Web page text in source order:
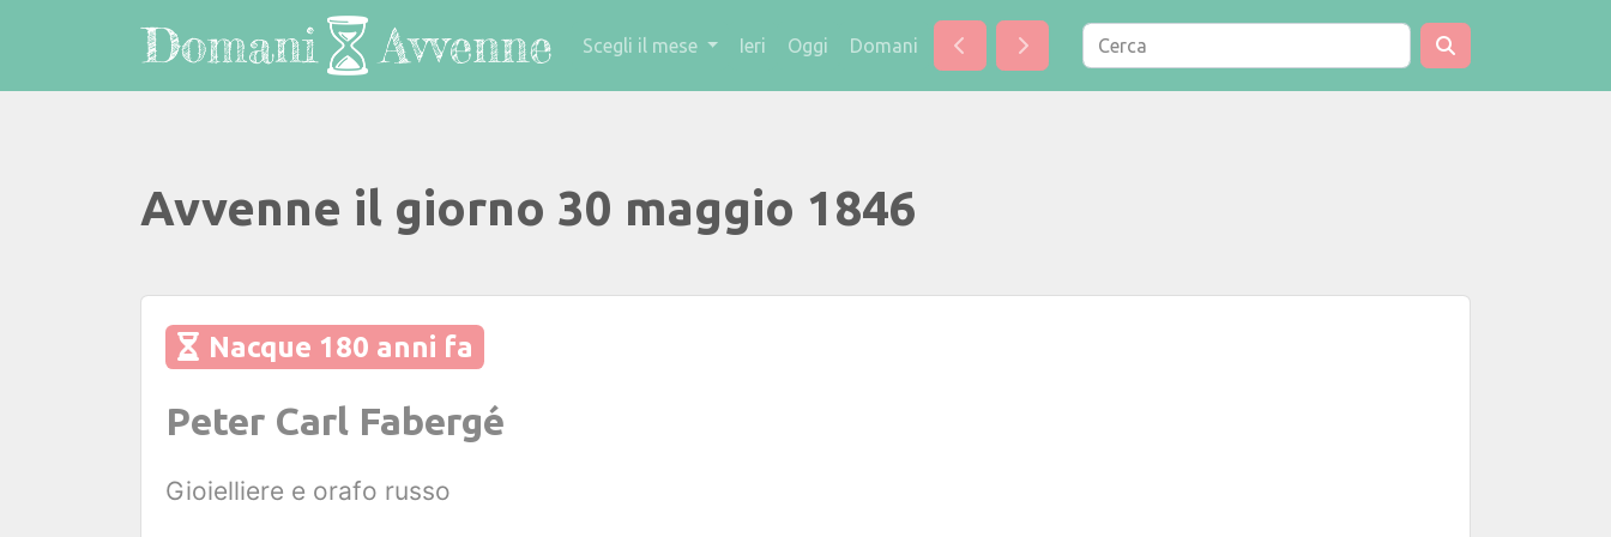
Scegli il mese Ieri Oggi Domani
Avvenne il giorno 30 maggio 1846
Nacque 180 anni fa
Peter Carl Fabergé
Gioielliere e orafo russo